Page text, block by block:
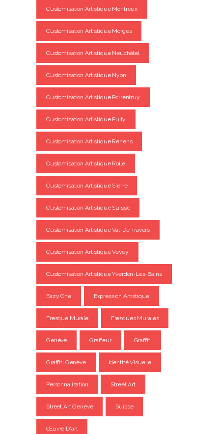
Customisation Artistique Montreux
Customisation Artistique Morges
Customisation Artistique Neuchâtel
Customisation Artistique Nyon
Customisation Artistique Porrentruy
Customisation Artistique Pully
Customisation Artistique Renens
Customisation Artistique Rolle
Customisation Artistique Sierre
Customisation Artistique Suisse
Customisation Artistique Val-De-Travers
Customisation Artistique Vevey
Customisation Artistique Yverdon-Les-Bains
Eazy One Expression Artistique
Fresque Murale Fresques Murales
Genève Graffeur Graffiti
Graffiti Genève Identité Visuelle
Personnalisation Street Art
Street Art Genève Suisse
Œuvre D'art